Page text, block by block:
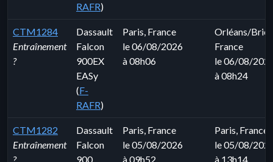
RAFR)
CTM1284
Entraînement
?
Dassault
Falcon
900EX
EASy
(F-
RAFR)
Paris, France
le 06/08/2026
à 08h06
Orléans/
France
le 06/08/
à 08h24
CTM1282
Entraînement
?
Dassault
Falcon
900
Paris, France
le 05/08/2026
à 09h52
Paris, France
le 05/08/
à 13h14